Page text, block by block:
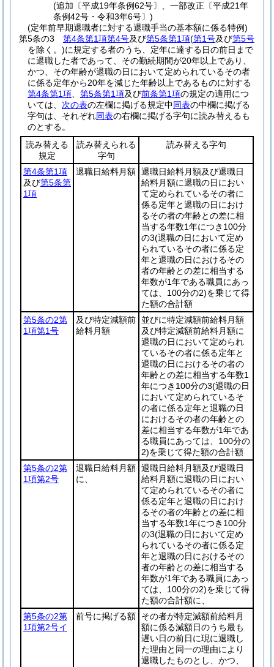
(追加〔平成19年条例62号〕、一部改正〔平成21年
条例42号・令和3年6号〕)
(定年前早期退職者に対する退職手当の基本額に係る特例)
第5条の3
第4条第1項第4号及び第5条第1項(第1号及び第5号
を除く。)に規定する者のうち、定年に達する日の前日まで
に退職した者であって、その勤続期間が20年以上であり、
かつ、その年齢が退職の日において定められているその者
に係る定年から20年を減じた年齢以上であるものに対する
第4条第1項
第5条第1項及び前条第1項の規定の適用につ
いては、 次の表の左欄に掲げる規定中同表の中欄に掲げる
字句は、それぞれ同表の右欄に掲げる字句に読み替えるも
のとする。
読み替える
規定
読み替えられる
字句
読み替える字句
第4条第1項
及び第5条第
1項
退職日給料月額 退職日給料月額及び退職日
給料月額に退職の日におい
て定められているその者に
係る定年と退職の日におけ
るその者の年齢との差に相
当する年数1年につき100分
の3(退職の日において定め
られているその者に係る定
年と退職の日におけるその
者の年齢との差に相当する
年数が1年である職員にあっ
ては、100分の2)を乗じて得
た額の合計額
第5条の2第
1項第1号
及び特定減額前
給料月額
並びに特定減額前給料月額
及び特定減額前給料月額に
退職の日において定められ
ているその者に係る定年と
退職の日におけるその者の
年齢との差に相当する年数1
年につき100分の3(退職の日
において定められているそ
の者に係る定年と退職の日
におけるその者の年齢との
差に相当する年数が1年であ
る職員にあっては、100分の
2)を乗じて得た額の合計額
第5条の2第
1項第2号
退職日給料月額
に、
退職日給料月額及び退職日
給料月額に退職の日におい
て定められているその者に
係る定年と退職の日におけ
るその者の年齢との差に相
当する年数1年につき100分
の3(退職の日において定め
られているその者に係る定
年と退職の日におけるその
者の年齢との差に相当する
年数が1年である職員にあっ
ては、100分の2)を乗じて得
た額の合計額に、
第5条の2第
1項第2号イ
前号に掲げる額
その者が特定減額前給料月
額に係る減額日のうち最も
遅い日の前日に現に退職し
た理由と同一の理由により
退職したものとし、かつ、